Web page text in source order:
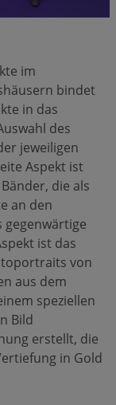
im
bindet
in das
des
jeweiligen
Aspekt ist
die als
an den
gegenwärtige
ist das
von
aus dem
speziellen
Bild
erstellt, die
in Gold